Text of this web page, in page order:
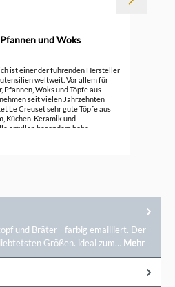
und Woks
ist einer der führenden Hersteller
weltweit. Vor allem für
Woks und Töpfe aus
seit vielen Jahrzehnten
Le Creuset sehr gute Töpfe aus
Küchen-Keramik und
erfüllen besonders hohe
und Bräter - farbig emailliert. Der
Größen. ideal zum… Mehr